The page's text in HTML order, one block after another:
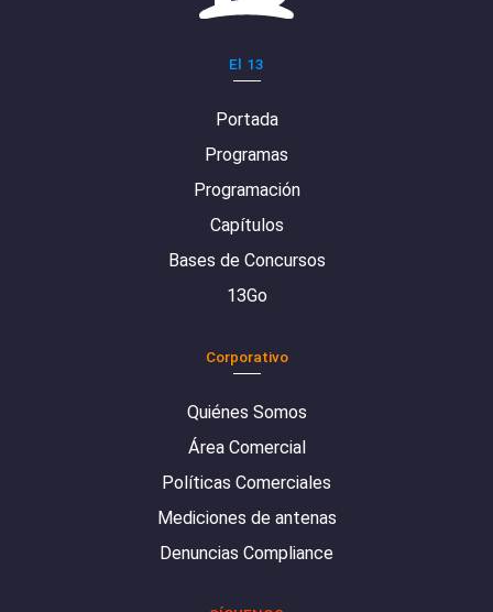
El 13
Portada
Programas
Programación
Capítulos
Bases de Concursos
13Go
Corporativo
Quiénes Somos
Área Comercial
Políticas Comerciales
Mediciones de antenas
Denuncias Compliance